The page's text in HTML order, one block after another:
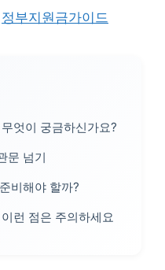
정부지원금가이드
엇이 궁금하신가요?
문 넘기
비해야 할까?
런 점은 주의하세요